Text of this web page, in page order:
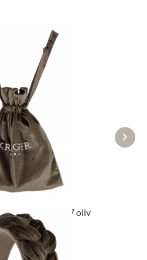
000-0057 oliv
29,90 €